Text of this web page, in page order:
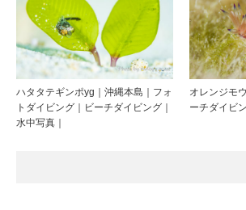
ハタタテギンポyg｜沖縄本島｜フォ
トダイビング｜ビーチダイビング｜
水中写真｜
オレンジモ
ーチダイビ